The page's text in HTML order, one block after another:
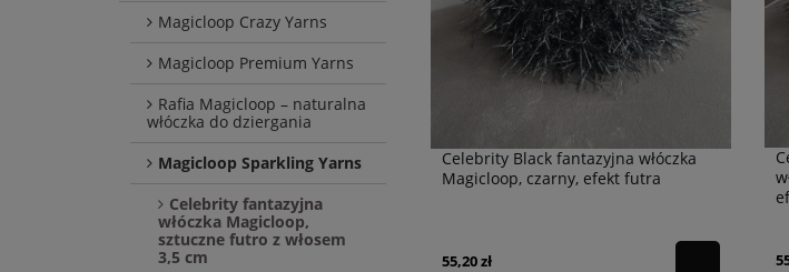
Magicloop Crazy Yarns
Magicloop Premium Yarns
Rafia Magicloop – naturalna
włóczka do dziergania
Magicloop Sparkling Yarns
Celebrity fantazyjna
włóczka Magicloop,
sztuczne futro z włosem
3,5 cm
Celebrity Black fantazyjna włóczka
Magicloop, czarny, efekt futra
55,20 zł